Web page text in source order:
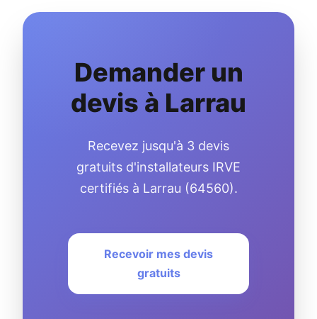
Demander un
devis à Larrau
Recevez jusqu'à 3 devis
gratuits d'installateurs IRVE
certifiés à Larrau (64560).
Recevoir mes devis
gratuits